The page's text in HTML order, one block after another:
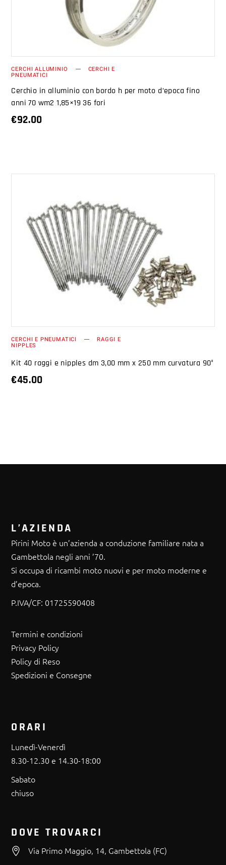
CERCHI ALLUMINIO CERCHI E
PNEUMATICI
Cerchio in alluminio con bordo h per moto d’epoca fino
anni 70 wm2 1,85×19 36 fori
€92.00
AGGIUNGI AL CARRELLO
CERCHI E PNEUMATICI RAGGI E
NIPPLES
Kit 40 raggi e nipples dm 3,00 mm x 250 mm curvatura 90°
€45.00
L’AZIENDA
Pirini Moto è un’azienda a conduzione familiare nata a
Gambettola negli anni ’70.
Si occupa di ricambi moto nuovi e per moto moderne e
d’epoca.
P.IVA/CF: 01725590408
Termini e condizioni
Privacy Policy
Policy di Reso
Spedizioni e Consegne
ORARI
Lunedì-Venerdì
8.30-12.30 e 14.30-18:00
Sabato
chiuso
DOVE TROVARCI
Via Primo Maggio, 14, Gambettola (FC)